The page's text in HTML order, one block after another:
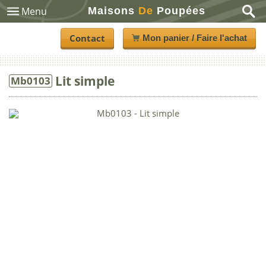
Menu Maisons De Poupées
Contact Mon panier / Faire l'achat
Mb0103 Lit simple